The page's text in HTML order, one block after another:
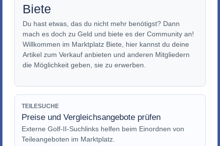
Biete
Du hast etwas, das du nicht mehr benötigst? Dann
mach es doch zu Geld und biete es der Community an!
Willkommen im Marktplatz Biete, hier kannst du deine
Artikel zum Verkauf anbieten und anderen Mitgliedern
die Möglichkeit geben, sie zu erwerben.
TEILESUCHE
Preise und Vergleichsangebote prüfen
Externe Golf-II-Suchlinks helfen beim Einordnen von
Teileangeboten im Marktplatz.